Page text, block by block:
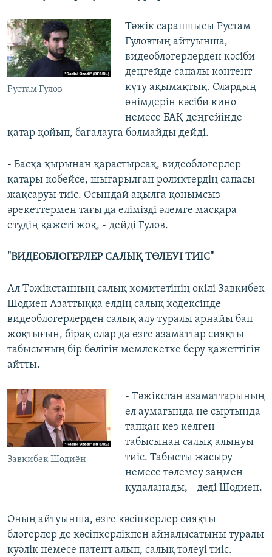
Рустам Гулов
Тәжік сарапшысы Рустам
Гуловтың айтуынша,
видеоблогерлерден кәсіби
деңгейде сапалы контент
күту ақымақтық. Олардың
өнімдерін кәсіби кино
немесе БАҚ деңгейінде
қатар қойып, бағалауға болмайды дейді.
- Басқа қырынан қарастырсақ, видеоблогерлер
қатары көбейсе, шығарылған роликтердің сапасы
жақсаруы тиіс. Осындай ақылға қонымсыз
әрекеттермен тағы да елімізді әлемге масқара
етудің қажеті жоқ, - дейді Гулов.
"ВИДЕОБЛОГЕРЛЕР САЛЫҚ ТӨЛЕУІ ТИІС"
Ал Тәжікстанның салық комитетінің өкілі Завкибек
Шодиен Азаттыққа елдің салық кодексінде
видеоблогерлерден салық алу туралы арнайы бап
жоқтығын, бірақ олар да өзге азаматтар сияқты
табысының бір бөлігін мемлекетке беру қажеттігін
айтты.
Завкибек Шодиён
- Тәжікстан азаматтарының
ел аумағында не сыртында
тапқан кез келген
табысынан салық алынуы
тиіс. Табысты жасыру
немесе төлемеу заңмен
қудаланады, - деді Шодиен.
Оның айтуынша, өзге кәсіпкерлер сияқты
блогерлер де кәсіпкерлікпен айналысатыны туралы
куәлік немесе патент алып, салық төлеуі тиіс.